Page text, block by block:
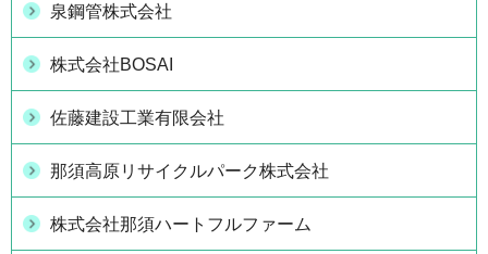
泉鋼管株式会社
株式会社BOSAI
佐藤建設工業有限会社
那須高原リサイクルパーク株式会社
株式会社那須ハートフルファーム